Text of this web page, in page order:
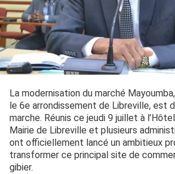
La modernisation du marché
le 6e arrondissement de Libreville, est
marche. Réunis ce jeudi 9 juillet à
Mairie de Libreville et plusieurs
ont officiellement lancé un ambitieux
transformer ce principal site de
gibier.